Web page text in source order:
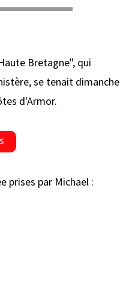
Bretagne", qui
se tenait dimanche
d'Armor.
prises par Michaël :